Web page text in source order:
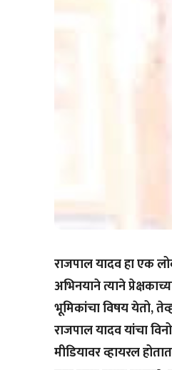
राजपाल यादव हा एक
अभिनयाने त्याने
भूमिकांचा विषय येतो,
राजपाल यादव यांचा
मीडियावर व्हायरल